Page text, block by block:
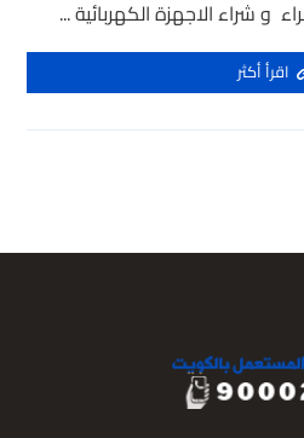
و شراء الاجهزة الكهربائية ...
اقرأ أكثر